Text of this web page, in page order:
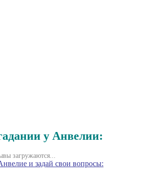
у Анвелии:
загружаются...
и задай свои вопросы: